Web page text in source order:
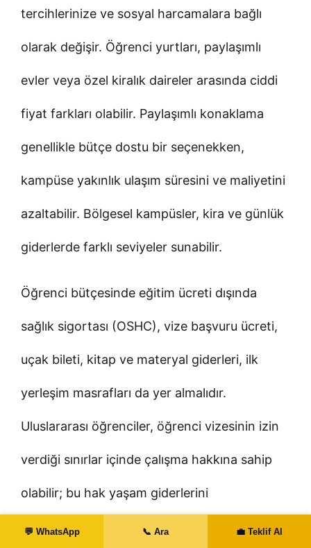
tercihlerinize ve sosyal harcamalara bağlı
olarak değişir. Öğrenci yurtları, paylaşımlı
evler veya özel kiralık daireler arasında ciddi
fiyat farkları olabilir. Paylaşımlı konaklama
genellikle bütçe dostu bir seçenekken,
kampüse yakınlık ulaşım süresini ve maliyetini
azaltabilir. Bölgesel kampüsler, kira ve günlük
giderlerde farklı seviyeler sunabilir.
Öğrenci bütçesinde eğitim ücreti dışında
sağlık sigortası (OSHC), vize başvuru ücreti,
uçak bileti, kitap ve materyal giderleri, ilk
yerleşim masrafları da yer almalıdır.
Uluslararası öğrenciler, öğrenci vizesinin izin
verdiği sınırlar içinde çalışma hakkına sahip
olabilir; bu hak yaşam giderlerini
destekleyebilir ancak ana finansman kaynağı
💬 WhatsApp 📞 Ara 💼 Teklif Al